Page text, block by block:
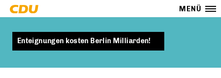
MENÜ
Enteignungen kosten Berlin Milliarden!